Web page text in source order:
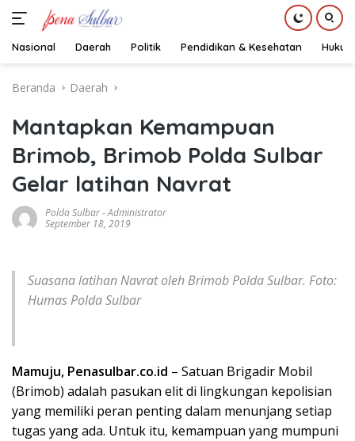
Nasional Daerah Politik Pendidikan & Kesehatan Hukum
Beranda Daerah
Mantapkan Kemampuan
Brimob, Brimob Polda Sulbar
Gelar latihan Navrat
Polda Sulbar-Administrator
September 18, 2019
Suasana latihan Navrat oleh Brimob Polda Sulbar. Foto:
Humas Polda Sulbar
Mamuju, Penasulbar.co.id – Satuan Brigadir Mobil
(Brimob) adalah pasukan elit di lingkungan kepolisian
yang memiliki peran penting dalam menunjang setiap
tugas yang ada. Untuk itu, kemampuan yang mumpuni